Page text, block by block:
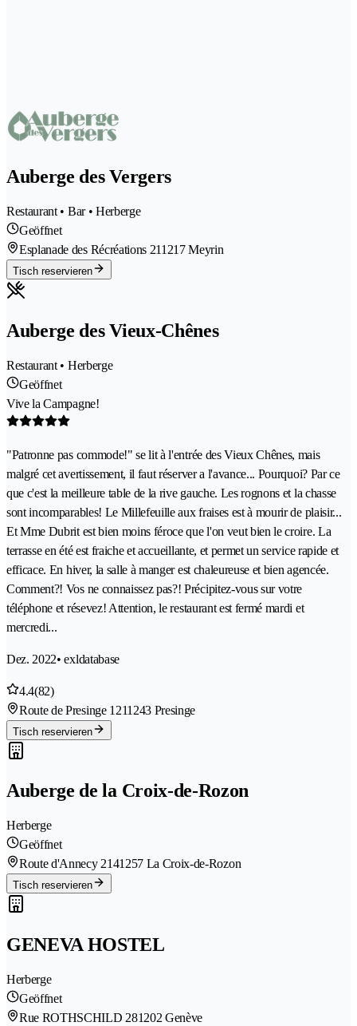
Auberge des Vergers
Restaurant • Bar • Herberge
Geöffnet
Esplanade des Récréations 211217 Meyrin
Tisch reservieren
Auberge des Vieux-Chênes
Restaurant • Herberge
Geöffnet
Vive la Campagne!
"Patronne pas commode!" se lit à l'entrée des Vieux Chênes, mais
malgré cet avertissement, il faut réserver a l'avance... Pourquoi? Par ce
que c'est la meilleure table de la rive gauche. Les rognons et la chasse
sont incomparables! Le Millefeuille aux fraises est à mourir de plaisir...
Et Mme Dubrit est bien moins féroce que l'on veut bien le croire. La
terrasse en été est fraiche et accueillante, et permet un service rapide et
efficace. En hiver, la salle à manger est chaleureuse et bien agencée.
Comment?! Vos ne connaissez pas?! Précipitez-vous sur votre
téléphone et résevez! Attention, le restaurant est fermé mardi et
mercredi...
Dez. 2022• exldatabase
4.4(82)
Route de Presinge 1211243 Presinge
Tisch reservieren
Auberge de la Croix-de-Rozon
Herberge
Geöffnet
Route d'Annecy 2141257 La Croix-de-Rozon
Tisch reservieren
GENEVA HOSTEL
Herberge
Geöffnet
Rue ROTHSCHILD 281202 Genève